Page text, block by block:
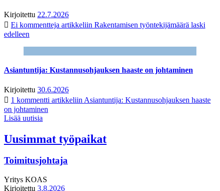
Kirjoitettu 22.7.2026
Ei kommentteja artikkeliin Rakentamisen työntekijämäärä laski
edelleen
Asiantuntija: Kustannusohjauksen haaste on johtaminen
Kirjoitettu 30.6.2026
1 kommentti artikkeliin Asiantuntija: Kustannusohjauksen haaste
on johtaminen
Lisää uutisia
Uusimmat työpaikat
Toimitusjohtaja
Yritys KOAS
Kirjoitettu 3.8.2026